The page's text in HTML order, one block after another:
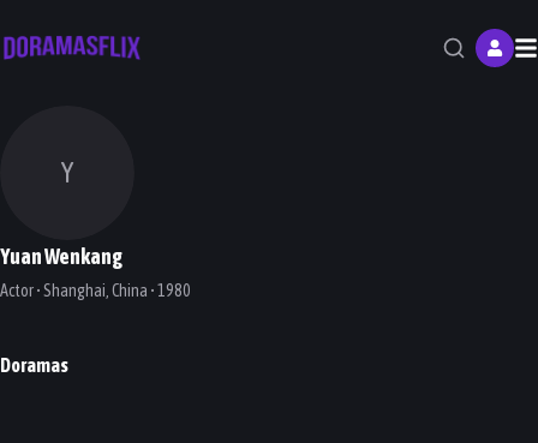
Y
Yuan Wenkang
Actor • Shanghai, China • 1980
Doramas
In Between